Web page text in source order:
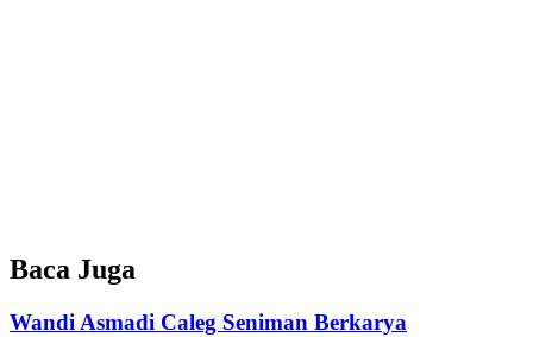
Baca Juga
Wandi Asmadi Caleg Seniman Berkarya